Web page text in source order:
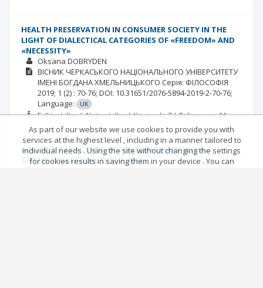
HEALTH PRESERVATION IN CONSUMER SOCIETY IN THE
LIGHT OF DIALECTICAL CATEGORIES OF «FREEDOM» AND
«NECESSITY»
Oksana DOBRYDEN
ВІСНИК ЧЕРКАСЬКОГО НАЦІОНАЛЬНОГО УНІВЕРСИТЕТУ
ІМЕНІ БОГДАНА ХМЕЛЬНИЦЬКОГО Серія: ФІЛОСОФІЯ
2019; 1 (2) : 70-76; DOI: 10.31651/2076-5894-2019-2-70-76;
Language:
UK
Full text: Yes | Abstract: Yes | Keywords: 7 | References: 14
AESTHETIC PRACTICES IN CONTEMPORARY VISUAL
ANTHROPOLOGICAL DISCOURSE
As part of our website we use cookies to provide you with
services at the highest level , including in a manner tailored to
individual needs . Using the site without changing the settings
for cookies results in saving them in your device . You can